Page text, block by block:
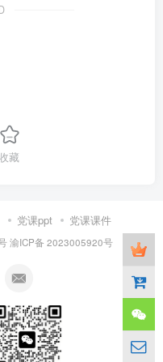
藏
党课ppt 党课课件
渝ICP备 2023005920号